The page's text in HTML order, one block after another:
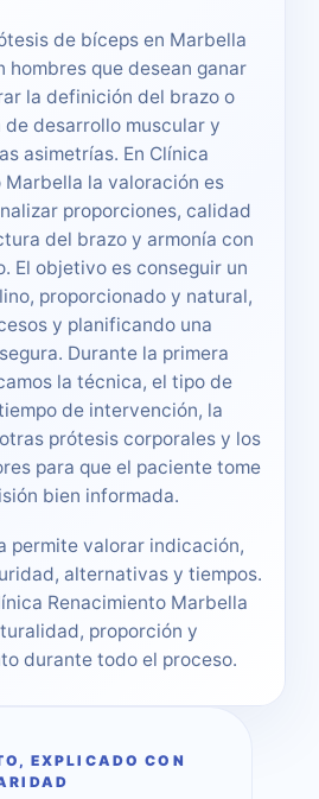
de bíceps en Marbella
hombres que desean ganar
la definición del brazo o
desarrollo muscular y
asimetrías. En Clínica
Marbella la valoración es
proporciones, calidad
del brazo y armonía con
El objetivo es conseguir un
proporcionado y natural,
y planificando una
Durante la primera
la técnica, el tipo de
de intervención, la
prótesis corporales y los
para que el paciente tome
bien informada.
permite valorar indicación,
alternativas y tiempos.
Renacimiento Marbella
proporción y
durante todo el proceso.
EXPLICADO CON